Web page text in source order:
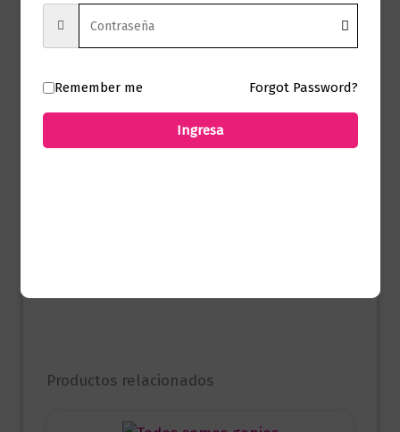
Sello ALTEA
Formato 21 x 24
Presentación Tapa Dura
Productos relacionados
Remember me Forgot Password?
Ingresa